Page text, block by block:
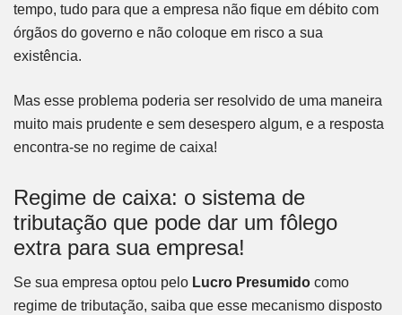
tempo, tudo para que a empresa não fique em débito com
órgãos do governo e não coloque em risco a sua
existência.
Mas esse problema poderia ser resolvido de uma maneira
muito mais prudente e sem desespero algum, e a resposta
encontra-se no regime de caixa!
Regime de caixa: o sistema de
tributação que pode dar um fôlego
extra para sua empresa!
Se sua empresa optou pelo Lucro Presumido como
regime de tributação, saiba que esse mecanismo disposto